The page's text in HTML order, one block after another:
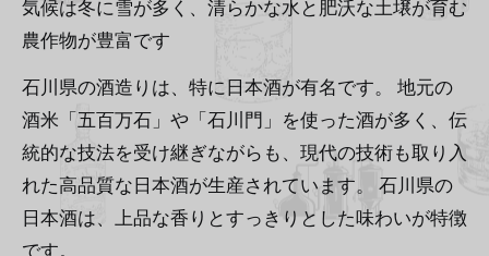
気候は冬に雪が多く、清らかな水と肥沃な土壌が育む
農作物が豊富です
石川県の酒造りは、特に日本酒が有名です。 地元の
酒米「五百万石」や「石川門」を使った酒が多く、伝
統的な技法を受け継ぎながらも、現代の技術も取り入
れた高品質な日本酒が生産されています。 石川県の
日本酒は、上品な香りとすっきりとした味わいが特徴
です。